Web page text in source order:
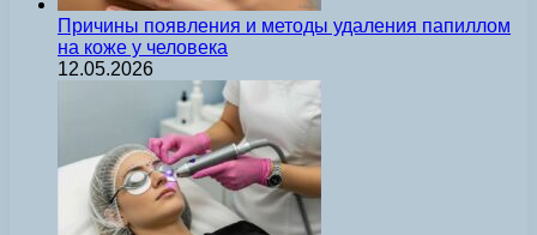
Причины появления и методы удаления папиллом
на коже у человека
12.05.2026